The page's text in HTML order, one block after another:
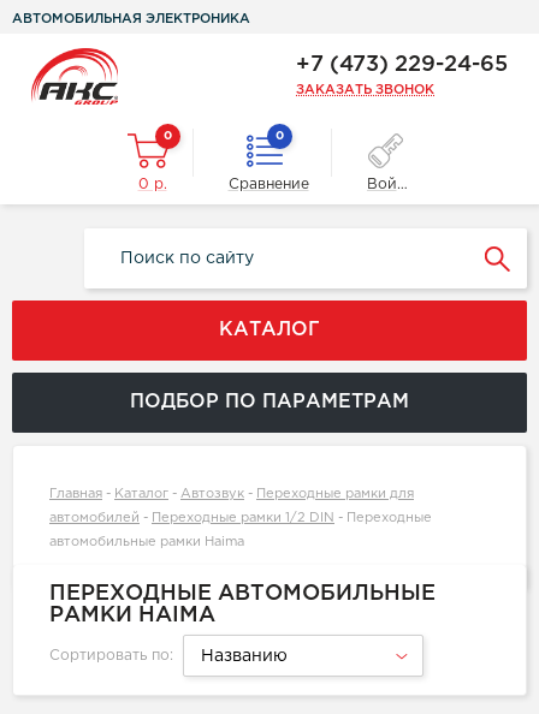
АВТОМОБИЛЬНАЯ ЭЛЕКТРОНИКА
+7 (473) 229-24-65
ЗАКАЗАТЬ ЗВОНОК
0
0 р.
0
Сравнение Войти
КАТАЛОГ
ПОДБОР ПО ПАРАМЕТРАМ
Главная - Каталог - Автозвук -
Переходные рамки для
автомобилей - Переходные рамки 1/2 DIN -
Переходные
автомобильные рамки Haima
ПЕРЕХОДНЫЕ АВТОМОБИЛЬНЫЕ
РАМКИ HAIMA
Сортировать по: Названию